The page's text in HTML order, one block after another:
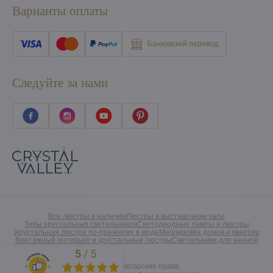
Варианты оплаты
Банковский перевод
Следуйте за нами
Все люстры в наличииЛюстры в выставочном зале
Типы хрустальных светильниковСветодиодные лампы и люстры
Хрустальная люстра по-прежнему в модеМеблировка домов и квартир
Винтажный интерьер и хрустальные люстрыСветильники для ванной
©2026Авторские права
Excellent
5 / 5